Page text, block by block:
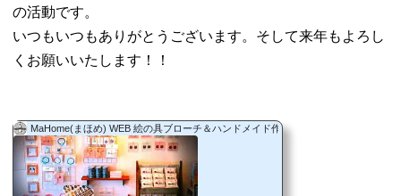
の活動です。
いつもいつもありがとうございます。そして来年もよろし
くお願いいたします！！
MaHome(まほめ) WEB 絵の具ブローチ＆ハンドメイド作品